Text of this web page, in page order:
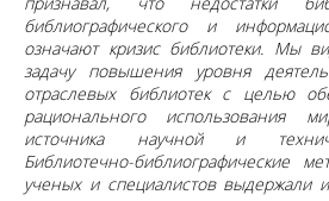
библиографического и
означают кризис библиотеки. Мы
задачу повышения уровня
отраслевых библиотек с целью
рационального использования
источника научной и
Библиотечно-библиографические
ученых и специалистов выдержали